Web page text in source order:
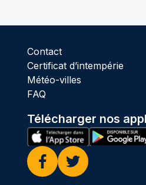
Contact
Certificat d’intempérie
Météo-villes
FAQ
Télécharger nos
Facebook
Twitter